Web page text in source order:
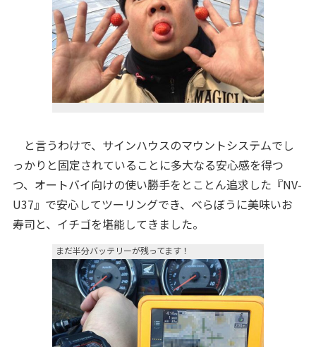
と言うわけで、サインハウスのマウントシステムでし
っかりと固定されていることに多大なる安心感を得つ
つ、オートバイ向けの使い勝手をとことん追求した『NV-
U37』で安心してツーリングでき、べらぼうに美味いお
寿司と、イチゴを堪能してきました。
まだ半分バッテリーが残ってます！